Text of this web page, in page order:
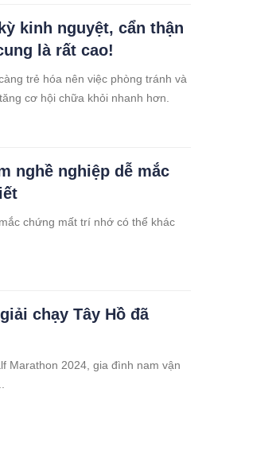
kinh nguyệt, cẩn thận
là rất cao!
trẻ hóa nên việc phòng tránh và
cơ hội chữa khỏi nhanh hơn.
nghề nghiệp dễ mắc
chứng mất trí nhớ có thể khác
chạy Tây Hồ đã
Marathon 2024, gia đình nam vận